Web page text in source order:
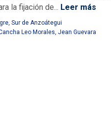
la fijación de... Leer más
, Sur de Anzoátegui
Leo Morales, Jean Guevara